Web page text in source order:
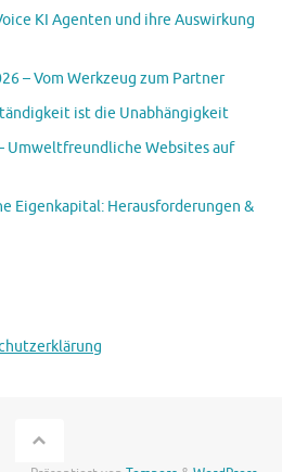
KI Agenten und ihre Auswirkung
– Vom Werkzeug zum Partner
ist die Unabhängigkeit
Umweltfreundliche Websites auf
Eigenkapital: Herausforderungen &